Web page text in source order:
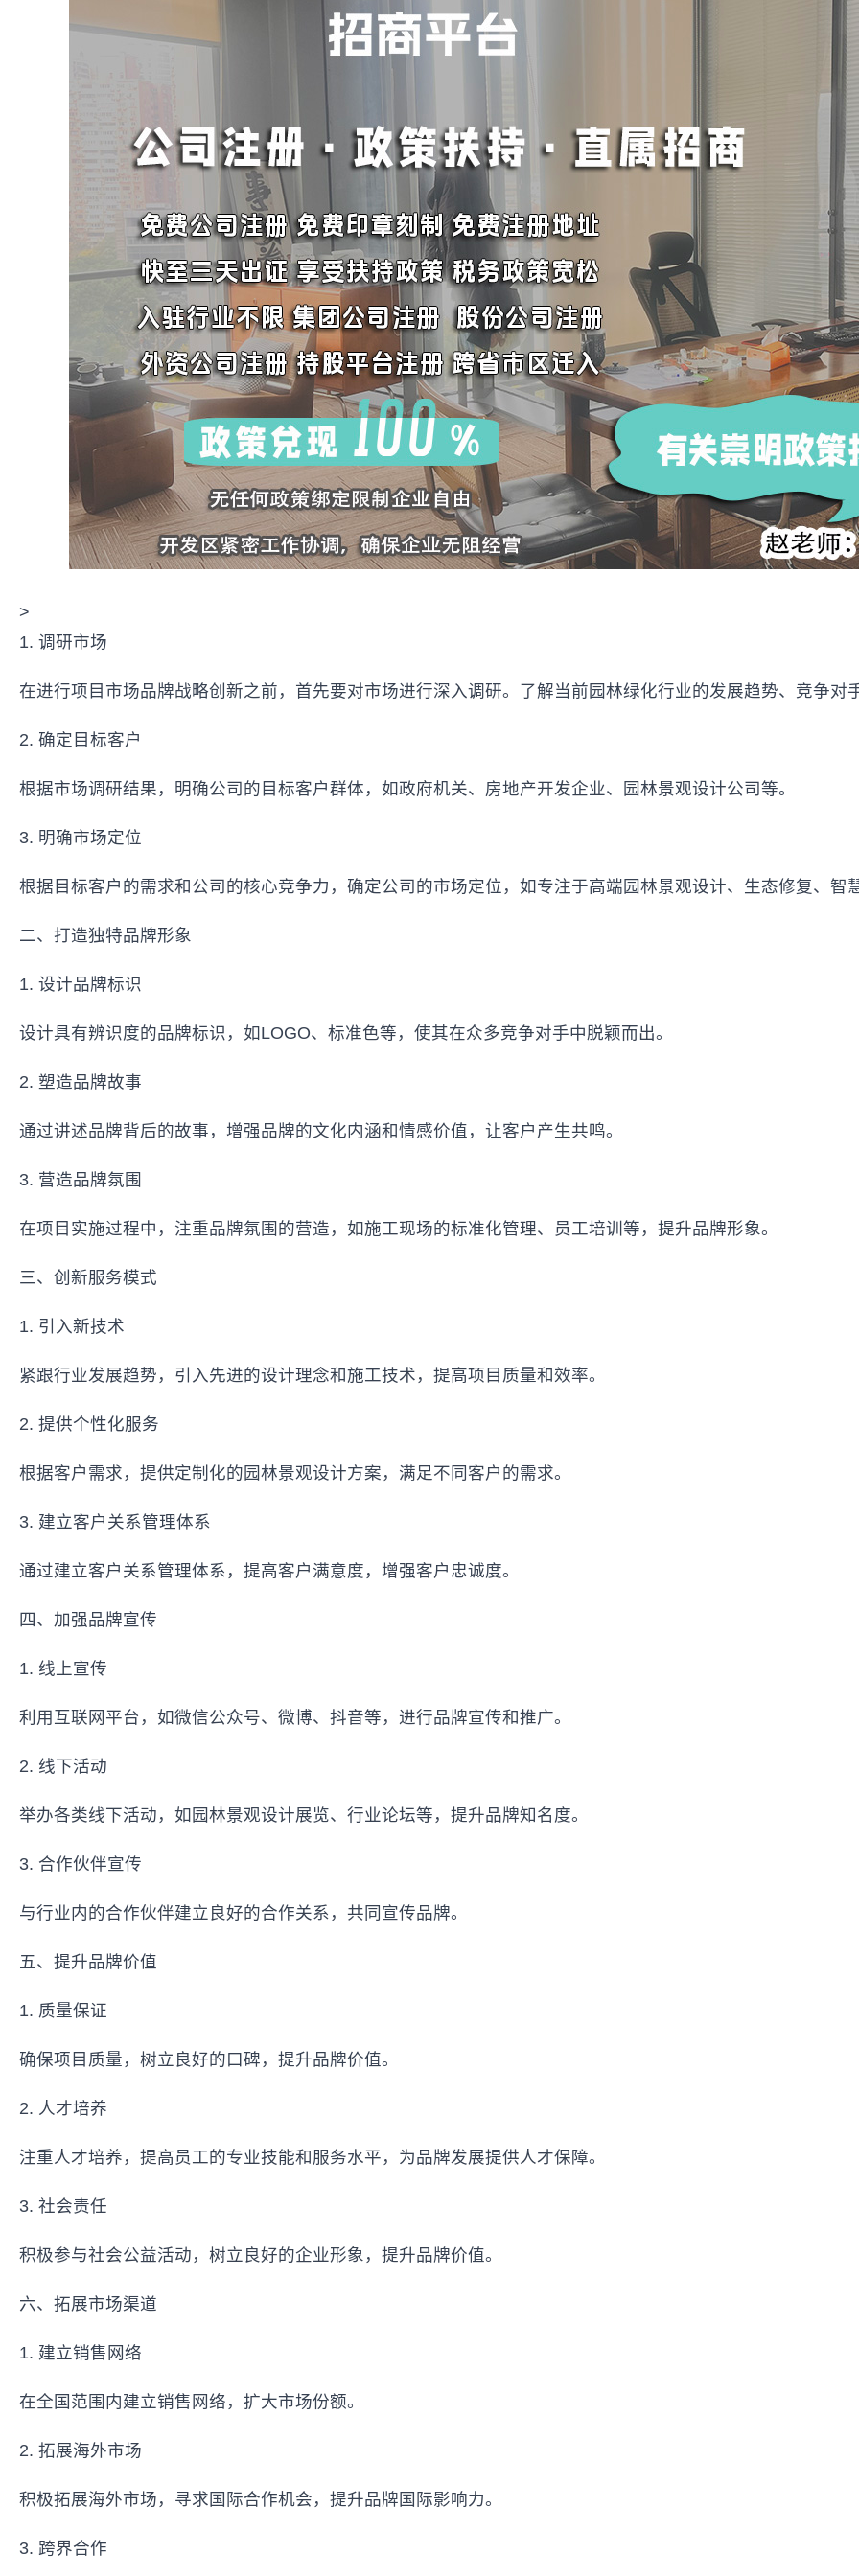
>
1. 调研市场
在进行项目市场品牌战略创新之前，首先要对市场进行深入调研。了解当前园林绿化行业的发展趋势、竞争对
2. 确定目标客户
根据市场调研结果，明确公司的目标客户群体，如政府机关、房地产开发企业、园林景观设计公司等。
3. 明确市场定位
根据目标客户的需求和公司的核心竞争力，确定公司的市场定位，如专注于高端园林景观设计、生态修复、智
二、打造独特品牌形象
1. 设计品牌标识
设计具有辨识度的品牌标识，如LOGO、标准色等，使其在众多竞争对手中脱颖而出。
2. 塑造品牌故事
通过讲述品牌背后的故事，增强品牌的文化内涵和情感价值，让客户产生共鸣。
3. 营造品牌氛围
在项目实施过程中，注重品牌氛围的营造，如施工现场的标准化管理、员工培训等，提升品牌形象。
三、创新服务模式
1. 引入新技术
紧跟行业发展趋势，引入先进的设计理念和施工技术，提高项目质量和效率。
2. 提供个性化服务
根据客户需求，提供定制化的园林景观设计方案，满足不同客户的需求。
3. 建立客户关系管理体系
通过建立客户关系管理体系，提高客户满意度，增强客户忠诚度。
四、加强品牌宣传
1. 线上宣传
利用互联网平台，如微信公众号、微博、抖音等，进行品牌宣传和推广。
2. 线下活动
举办各类线下活动，如园林景观设计展览、行业论坛等，提升品牌知名度。
3. 合作伙伴宣传
与行业内的合作伙伴建立良好的合作关系，共同宣传品牌。
五、提升品牌价值
1. 质量保证
确保项目质量，树立良好的口碑，提升品牌价值。
2. 人才培养
注重人才培养，提高员工的专业技能和服务水平，为品牌发展提供人才保障。
3. 社会责任
积极参与社会公益活动，树立良好的企业形象，提升品牌价值。
六、拓展市场渠道
1. 建立销售网络
在全国范围内建立销售网络，扩大市场份额。
2. 拓展海外市场
积极拓展海外市场，寻求国际合作机会，提升品牌国际影响力。
3. 跨界合作